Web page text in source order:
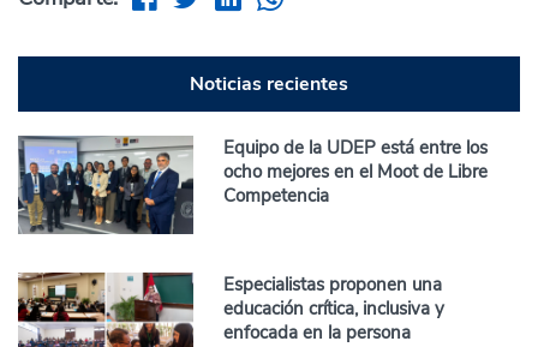
Noticias recientes
Equipo de la UDEP está entre los
ocho mejores en el Moot de Libre
Competencia
Especialistas proponen una
educación crítica, inclusiva y
enfocada en la persona